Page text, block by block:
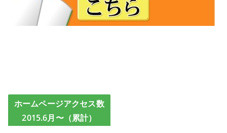
ホームページアクセス数
2015.6月〜（累計）